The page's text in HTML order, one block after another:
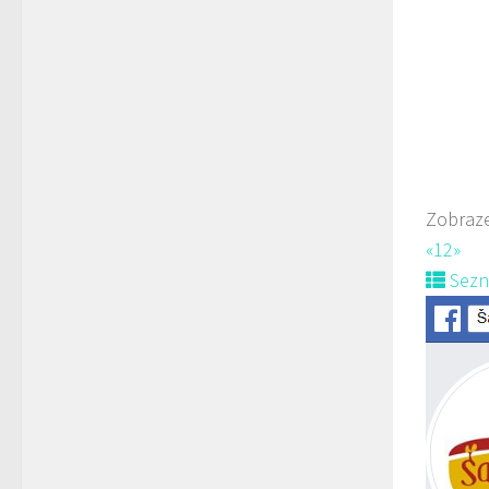
«12»